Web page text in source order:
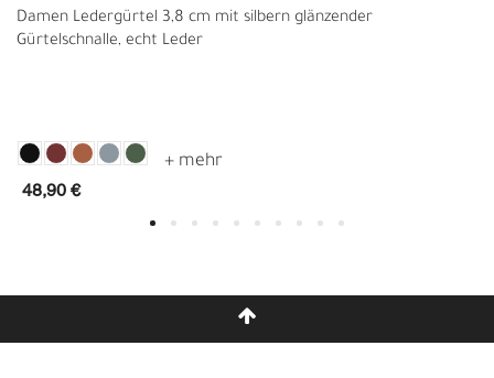
Damen Ledergürtel 3,8 cm mit silbern glänzender
Gürtelschnalle, echt Leder
48,90 €